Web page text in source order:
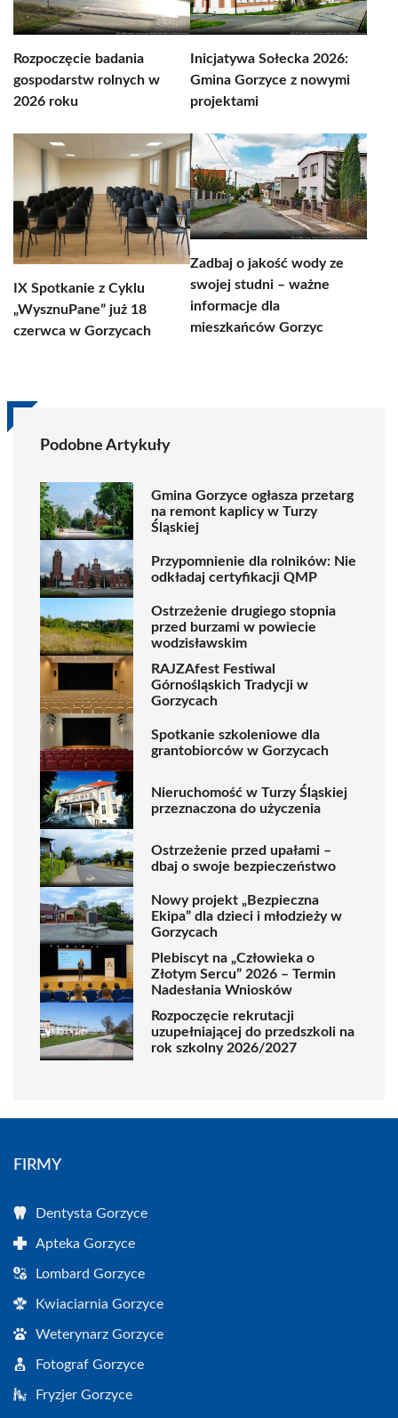
Rozpoczęcie badania
gospodarstw rolnych w
2026 roku
Inicjatywa Sołecka 2026:
Gmina Gorzyce z nowymi
projektami
IX Spotkanie z Cyklu
„WysznuPane” już 18
czerwca w Gorzycach
Zadbaj o jakość wody ze
swojej studni – ważne
informacje dla
mieszkańców Gorzyc
Podobne Artykuły
Gmina Gorzyce ogłasza przetarg
na remont kaplicy w Turzy
Śląskiej
Przypomnienie dla rolników: Nie
odkładaj certyfikacji QMP
Ostrzeżenie drugiego stopnia
przed burzami w powiecie
wodzisławskim
RAJZAfest Festiwal
Górnośląskich Tradycji w
Gorzycach
Spotkanie szkoleniowe dla
grantobiorców w Gorzycach
Nieruchomość w Turzy Śląskiej
przeznaczona do użyczenia
Ostrzeżenie przed upałami –
dbaj o swoje bezpieczeństwo
Nowy projekt „Bezpieczna
Ekipa” dla dzieci i młodzieży w
Gorzycach
Plebiscyt na „Człowieka o
Złotym Sercu” 2026 – Termin
Nadesłania Wniosków
Rozpoczęcie rekrutacji
uzupełniającej do przedszkoli na
rok szkolny 2026/2027
FIRMY
Dentysta Gorzyce
Apteka Gorzyce
Lombard Gorzyce
Kwiaciarnia Gorzyce
Weterynarz Gorzyce
Fotograf Gorzyce
Fryzjer Gorzyce